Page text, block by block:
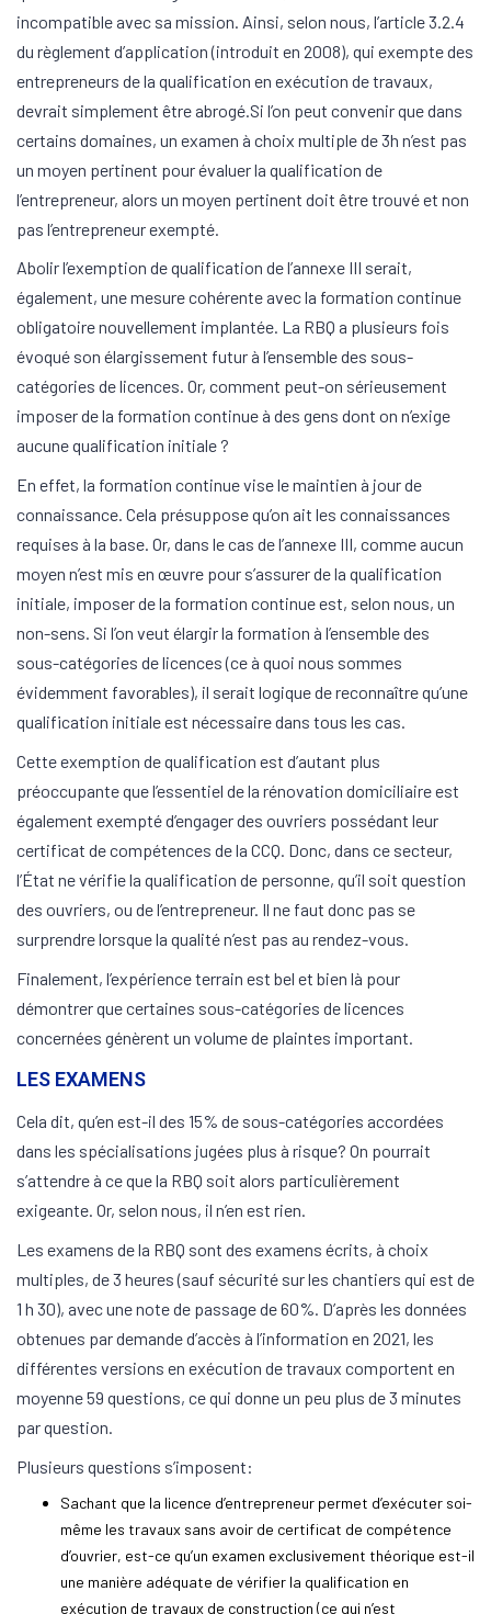
incompatible avec sa mission. Ainsi, selon nous, l’article 3.2.4
du règlement d’application (introduit en 2008), qui exempte des
entrepreneurs de la qualification en exécution de travaux,
devrait simplement être abrogé.Si l’on peut convenir que dans
certains domaines, un examen à choix multiple de 3h n’est pas
un moyen pertinent pour évaluer la qualification de
l’entrepreneur, alors un moyen pertinent doit être trouvé et non
pas l’entrepreneur exempté.
Abolir l’exemption de qualification de l’annexe III serait,
également, une mesure cohérente avec la formation continue
obligatoire nouvellement implantée. La RBQ a plusieurs fois
évoqué son élargissement futur à l’ensemble des sous-
catégories de licences. Or, comment peut-on sérieusement
imposer de la formation continue à des gens dont on n’exige
aucune qualification initiale ?
En effet, la formation continue vise le maintien à jour de
connaissance. Cela présuppose qu’on ait les connaissances
requises à la base. Or, dans le cas de l’annexe III, comme aucun
moyen n’est mis en œuvre pour s’assurer de la qualification
initiale, imposer de la formation continue est, selon nous, un
non-sens. Si l’on veut élargir la formation à l’ensemble des
sous-catégories de licences (ce à quoi nous sommes
évidemment favorables), il serait logique de reconnaître qu’une
qualification initiale est nécessaire dans tous les cas.
Cette exemption de qualification est d’autant plus
préoccupante que l’essentiel de la rénovation domiciliaire est
également exempté d’engager des ouvriers possédant leur
certificat de compétences de la CCQ. Donc, dans ce secteur,
l’État ne vérifie la qualification de personne, qu’il soit question
des ouvriers, ou de l’entrepreneur. Il ne faut donc pas se
surprendre lorsque la qualité n’est pas au rendez-vous.
Finalement, l’expérience terrain est bel et bien là pour
démontrer que certaines sous-catégories de licences
concernées génèrent un volume de plaintes important.
LES EXAMENS
Cela dit, qu’en est-il des 15% de sous-catégories accordées
dans les spécialisations jugées plus à risque? On pourrait
s’attendre à ce que la RBQ soit alors particulièrement
exigeante. Or, selon nous, il n’en est rien.
Les examens de la RBQ sont des examens écrits, à choix
multiples, de 3 heures (sauf sécurité sur les chantiers qui est de
1 h 30), avec une note de passage de 60%. D’après les données
obtenues par demande d’accès à l’information en 2021, les
différentes versions en exécution de travaux comportent en
moyenne 59 questions, ce qui donne un peu plus de 3 minutes
par question.
Plusieurs questions s’imposent:
Sachant que la licence d’entrepreneur permet d’exécuter soi-
même les travaux sans avoir de certificat de compétence
d’ouvrier, est-ce qu’un examen exclusivement théorique est-il
une manière adéquate de vérifier la qualification en
exécution de travaux de construction (ce qui n’est